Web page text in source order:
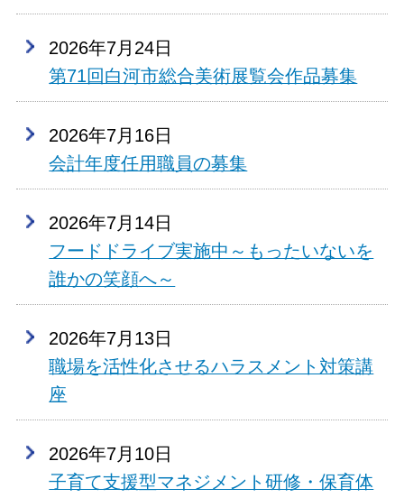
2026年7月24日
第71回白河市総合美術展覧会作品募集
2026年7月16日
会計年度任用職員の募集
2026年7月14日
フードドライブ実施中～もったいないを
誰かの笑顔へ～
2026年7月13日
職場を活性化させるハラスメント対策講
座
2026年7月10日
子育て支援型マネジメント研修・保育体